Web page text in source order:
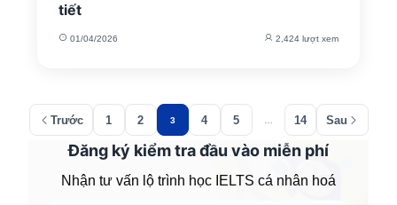
tiết
01/04/2026 2,424 lượt xem
Trước 1 2 3 4 5 14 Sau
Đăng ký kiểm tra đầu vào miễn phí
Nhận tư vấn lộ trình học IELTS cá nhân hoá